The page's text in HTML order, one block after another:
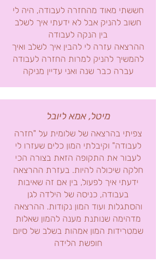
חששתי מאוד מהחזרה לעבודה, היה לי
חשוב להניק אבל לא ידעתי איך לשלב
בין הנקה לעבודה
ההרצאה עזרה לי להבין איך לשלב ואיך
להמשיך להניק למרות החזרה לעבודה
עברה כבר שנה ואני עדיין מניקה
מיטל, אמא ליובל
צפיתי בהרצאה של שלומית על "חזרה
לעבודה" וקיבלתי המון כלים שעזרו לי
לעבור את התקופה הזאת בצורה הכי
חלקה שיכולה להיות. בעזרת ההרצאה
ידעתי איך לפעול, בין אם זה שאיבות
בעבודה, כניסה של הילדה לגן
והסתגלות ועוד המון נקודות. ההרצאה
מדהימה שנותנת מענה להמון שאלות
שמטרידות המון אמהות בשלב של סיום
חופשת הלידה